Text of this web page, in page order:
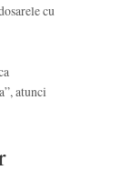
cu
atunci